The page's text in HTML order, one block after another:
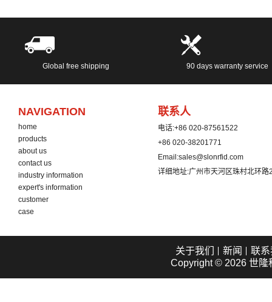
Global free shipping 90 days warranty service
NAVIGATION
home
products
about us
contact us
industry information
expert's information
customer
case
联系人
电话:+86 020-87561522
+86 020-38201771
Email:sales@slonrfid.com
详细地址:广州市天河区珠村北环
关于我们 新闻
联
Copyright © 2026 世隆